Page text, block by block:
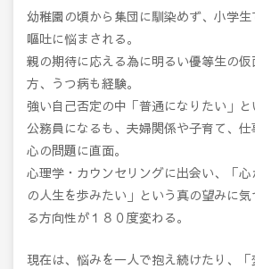
幼稚園の頃から集団に馴染めず、小学
嘔吐に悩まされる。
親の期待に応える為に明るい優等生の
方、うつ病も経験。
強い自己否定の中「普通になりたい」
公務員になるも、夫婦関係や子育て、
心の問題に直面。
心理学・カウンセリングに出会い、「
の人生を歩みたい」という真の望みに
る方向性が１８０度変わる。
現在は、悩みを一人で抱え続けたり、